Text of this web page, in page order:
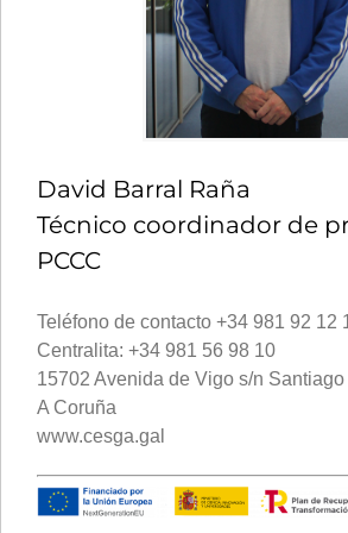
David Barral Raña
Técnico coordinador de
PCCC
Teléfono de contacto +34 981 92 12
Centralita: +34 981 56 98 10
15702 Avenida de Vigo s/n
A Coruña
www.cesga.gal